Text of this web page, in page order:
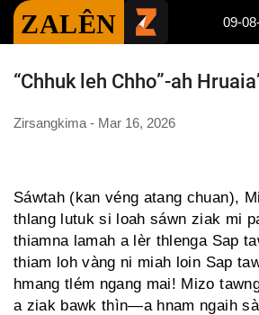
ZALÊN 09-
“Chhuk leh Chho”-ah
Zirsangkima - Mar 16, 2026
Sáwtah (kan véng atang chuan),
thlang lutuk si loah sáwn ziak mi
thiamna lamah a lèr thlenga Sap
thiam loh vàng ni miah loin Sap
hmang tlém ngang mai! Mizo
a ziak bawk thìn—a hnam ngaih